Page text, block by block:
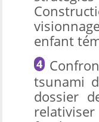
enfant
tsunami
dossier